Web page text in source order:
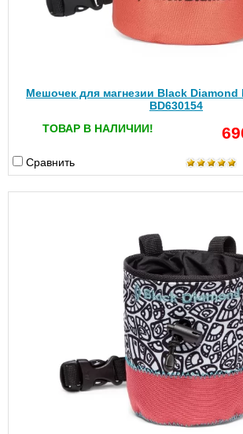
Мешочек для магнезии Black Diamond
BD630154
ТОВАР В НАЛИЧИИ!
Сравнить